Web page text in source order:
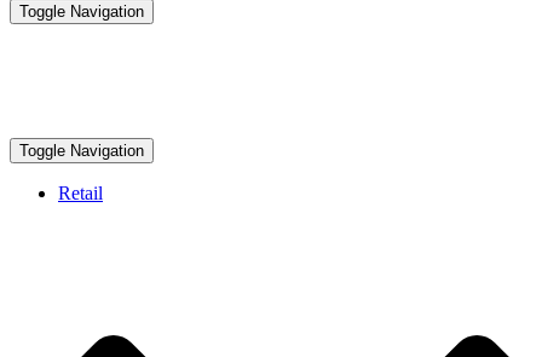
Toggle Navigation
Toggle Navigation
Retail